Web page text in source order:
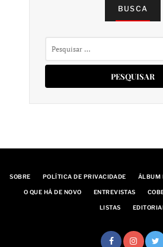
BUSCA
SOBRE POLÍTICA DE PRIVACIDADE ÁLBUM
O QUE HÁ DE NOVO ENTREVISTAS
LISTAS